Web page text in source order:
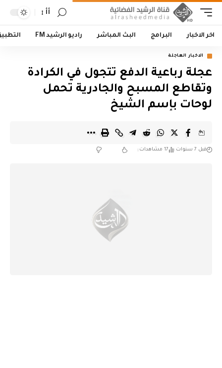
أأ
اخر الاخبار البرامج البث المباشر راديو الرشيد FM
الاخبار العاجلة
عجلة رباعية الدفع تتجول في الكرادة
وتقاطع المسبح والجادرية تحمل
لوحات بإسم الشيخ
قبل 7 سنوات 17 مشاهدات